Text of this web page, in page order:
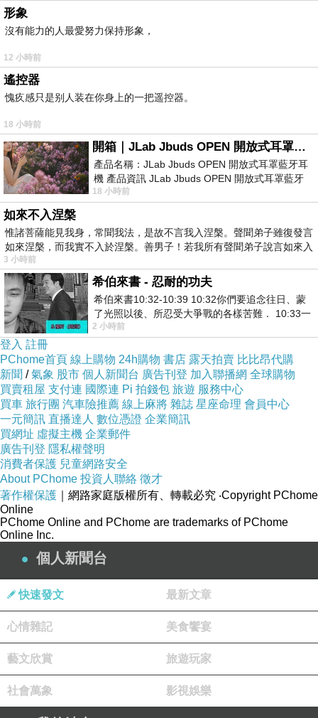
形象
沒有能力的人最愛努力保持形象，
12 小時前
遙控器
愧疚感只是别人装在你身上的一把遥控器。
18 小時前
開箱｜JLab Jbuds OPEN 開放式耳罩藍牙耳機 - 設計美學，輕巧、透氣、環境音全物理達成！
產品名稱：JLab Jbuds OPEN 開放式耳罩藍牙耳
機 產品資訊 JLab Jbuds OPEN 開放式耳罩藍牙
耳機評語：非常有特色，值得喜愛美型工
18 小時前
如來不入涅槃
惟諸菩薩能見我身，常聞我法，是故不言我入涅槃。聲聞弟子雖復發言
如來涅槃，而我實不入於涅槃。善男子！若我所有聲聞弟子說言如來入
3 小時前
希伯來書 - 忍耐的功夫
希伯來書10:32-10:39 10:32你們要追念往日、蒙
了光照以後、所忍受大爭戰的各樣苦難． 10:33一
面被毀謗、遭患難、成了戲景、叫眾人
2 小時前
登入 註冊
PChome首頁 線上購物 24h購物 書店 露天拍賣 比比昂代購
新聞 /氣象 股市 個人新聞台 廣告刊登 加入聯播網 全球購物
買賣租屋 支付連 國際連 Pi 拍錢包 旅遊 服務中心
買車 旅行團 汽車險推薦 線上麻將 雜誌 星座命理 會員中心
一元簡訊 直播達人 數位憑證 企業簡訊
買網址 虛擬主機 企業郵件
廣告刊登 隱私權聲明
消費者保護 兒童網路安全
About PChome 投資人聯絡 徵才
著作權保護 ｜網路家庭版權所有、轉載必究 ‧Copyright PChome
Online
PChome Online and PChome are trademarks of PChome
Online Inc.
個人新聞台
快速發文 最新文章
心情雜記 美食饗宴
藝文欣賞 旅遊玩家
社會萬象 影視娛樂